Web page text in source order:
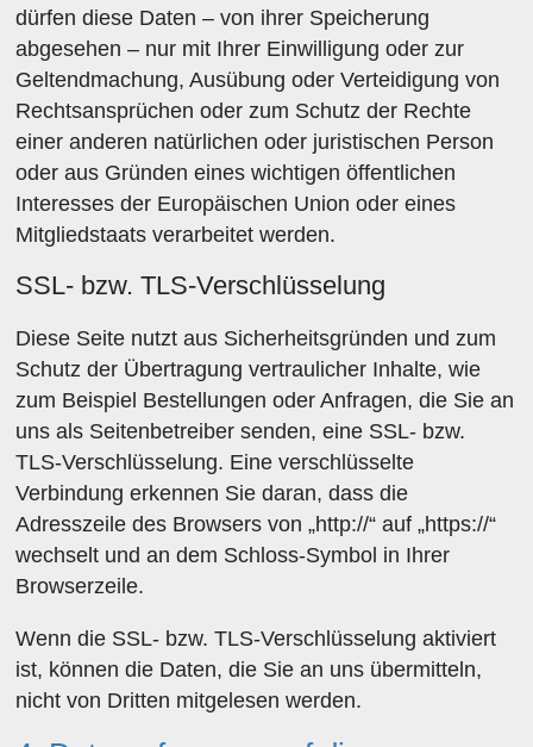
dürfen diese Daten – von ihrer Speicherung
abgesehen – nur mit Ihrer Einwilligung oder zur
Geltendmachung, Ausübung oder Verteidigung von
Rechtsansprüchen oder zum Schutz der Rechte
einer anderen natürlichen oder juristischen Person
oder aus Gründen eines wichtigen öffentlichen
Interesses der Europäischen Union oder eines
Mitgliedstaats verarbeitet werden.
SSL- bzw. TLS-Verschlüsselung
Diese Seite nutzt aus Sicherheitsgründen und zum
Schutz der Übertragung vertraulicher Inhalte, wie
zum Beispiel Bestellungen oder Anfragen, die Sie an
uns als Seitenbetreiber senden, eine SSL- bzw.
TLS-Verschlüsselung. Eine verschlüsselte
Verbindung erkennen Sie daran, dass die
Adresszeile des Browsers von „http://“ auf „https://“
wechselt und an dem Schloss-Symbol in Ihrer
Browserzeile.
Wenn die SSL- bzw. TLS-Verschlüsselung aktiviert
ist, können die Daten, die Sie an uns übermitteln,
nicht von Dritten mitgelesen werden.